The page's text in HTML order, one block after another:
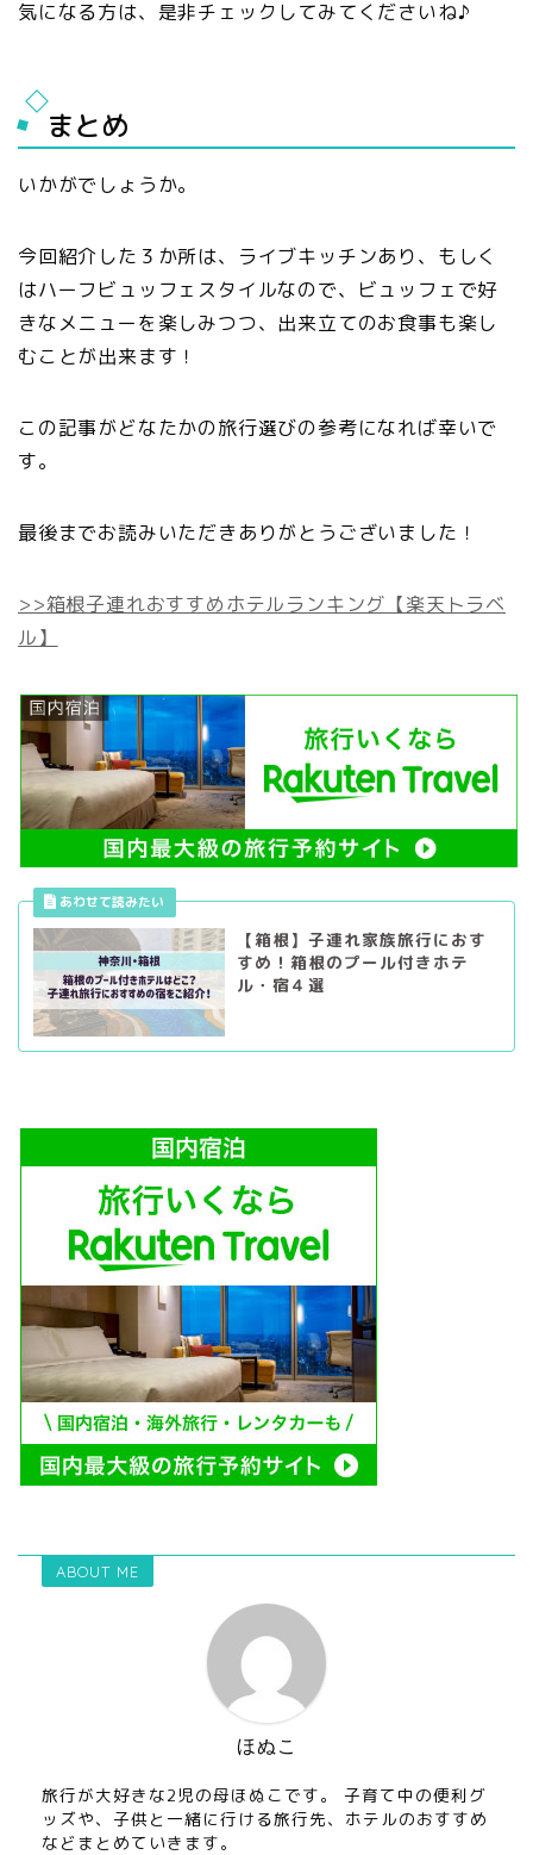
気になる方は、是非チェックしてみてくださいね♪
まとめ
いかがでしょうか。
今回紹介した３か所は、ライブキッチンあり、もしく
はハーフビュッフェスタイルなので、ビュッフェで好
きなメニューを楽しみつつ、出来立てのお食事も楽し
むことが出来ます！
この記事がどなたかの旅行選びの参考になれば幸いで
す。
最後までお読みいただきありがとうございました！
>>箱根子連れおすすめホテルランキング【楽天トラベ
ル】
【箱根】子連れ家族旅行におす
すめ！箱根のプール付きホテ
ル・宿４選
ABOUT ME
ほぬこ
旅行が大好きな2児の母ほぬこです。 子育て中の便利グ
ッズや、子供と一緒に行ける旅行先、ホテルのおすすめ
などまとめていきます。